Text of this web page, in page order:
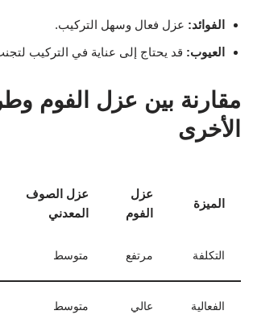
الفوائد: عزل فعال وسهل التركيب.
العيوب: قد يحتاج إلى عناية في التركيب
مقارنة بين عزل الفوم
الأخرى
الميزة
عزل
الفوم
عزل الصوف
المعدني
التكلفة مرتفع متوسط
الفعالية عالي متوسط